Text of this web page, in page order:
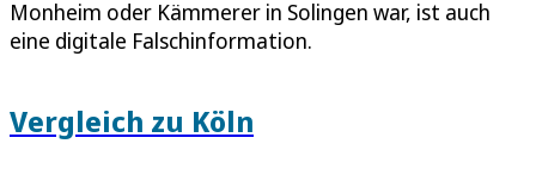
Monheim oder Kämmerer in Solingen war, ist auch
eine digitale Falschinformation.
Vergleich zu Köln